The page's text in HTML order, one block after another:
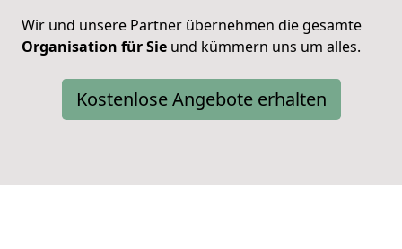
Wir und unsere Partner übernehmen die gesamte
Organisation für Sie und kümmern uns um alles.
Kostenlose Angebote erhalten